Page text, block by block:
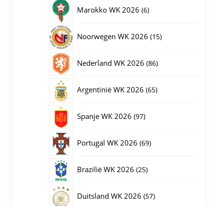
Marokko WK 2026 66
Noorwegen WK 2026 1515
Nederland WK 2026 8686
Argentinië WK 2026 6565
Spanje WK 2026 9797
Portugal WK 2026 6969
Brazilië WK 2026 2525
Duitsland WK 2026 5757